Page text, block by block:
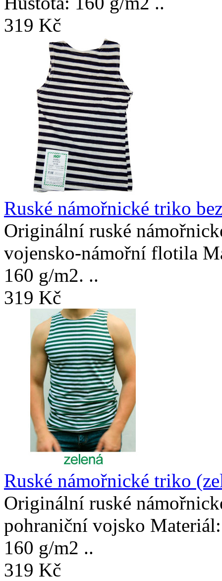
319 Kč
Ruské námořnické triko
Originální ruské
vojensko-námořní flotila
160 g/m2. ..
319 Kč
Ruské námořnické triko
Originální ruské
pohraniční vojsko
160 g/m2 ..
319 Kč